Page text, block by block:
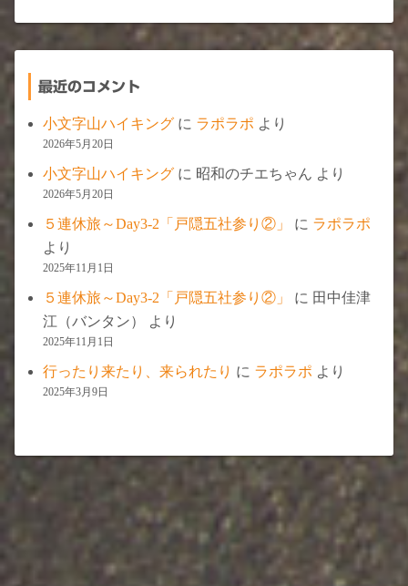
最近のコメント
小文字山ハイキング に ラポラポ より
2026年5月20日
小文字山ハイキング に 昭和のチエちゃん より
2026年5月20日
５連休旅～Day3-2「戸隠五社参り②」 に ラポラポ
より
2025年11月1日
５連休旅～Day3-2「戸隠五社参り②」 に 田中佳津
江（バンタン）
より
2025年11月1日
行ったり来たり、来られたり に ラポラポ より
2025年3月9日